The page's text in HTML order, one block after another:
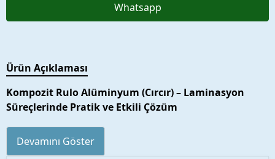
Whatsapp
Ürün Açıklaması
Kompozit Rulo Alüminyum (Cırcır) – Laminasyon
Süreçlerinde Pratik ve Etkili Çözüm
Devamını Göster